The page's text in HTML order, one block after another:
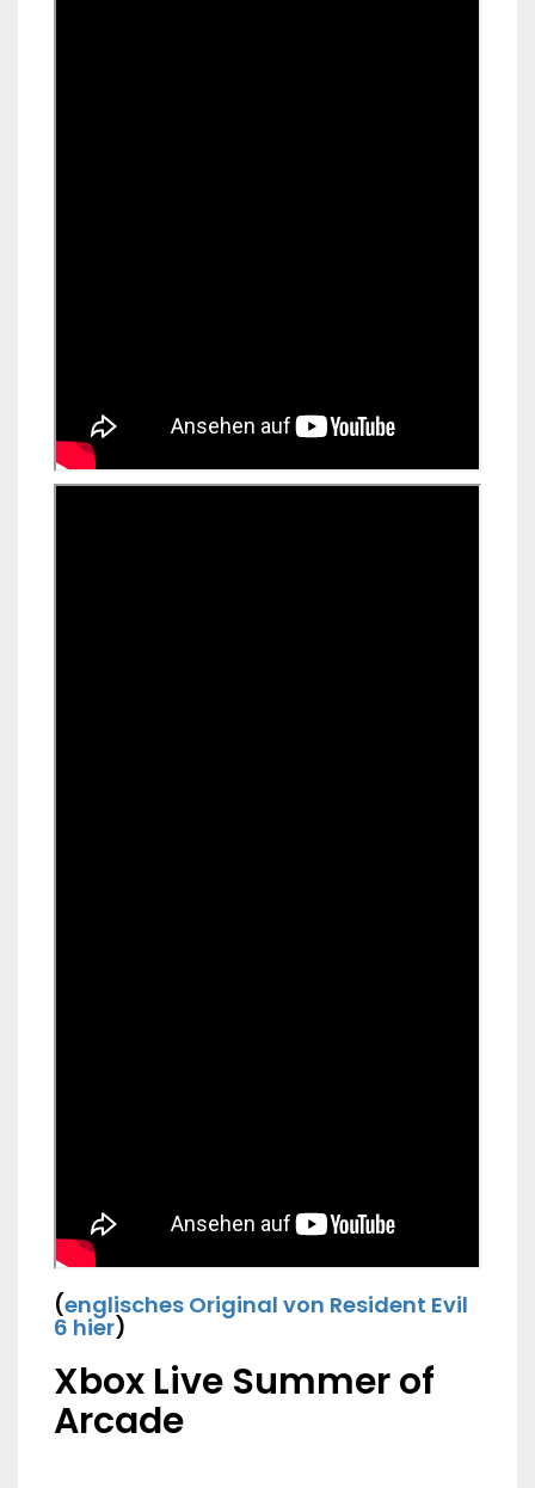
(englisches Original von Resident Evil
6 hier)
Xbox Live Summer of
Arcade